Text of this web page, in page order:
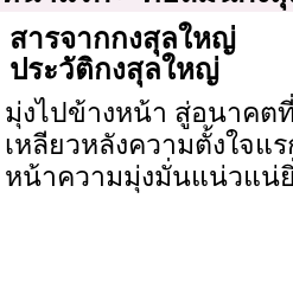
สารจากกงสุลใหญ่
ประวัติกงสุลใหญ่
มุ่งไปข้างหน้า สู่อนาคต
เหลียวหลังความตั้งใจแ
หน้าความมุ่งมั่นแน่วแน่